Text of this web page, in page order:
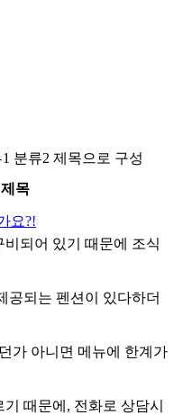
분류2 제목으로 구성
제목
요?!
되어 있기 때문에 조식
공되는 펜션이 있다하더
가 아니면 메뉴에 한계가
때문에, 전화로 상담시